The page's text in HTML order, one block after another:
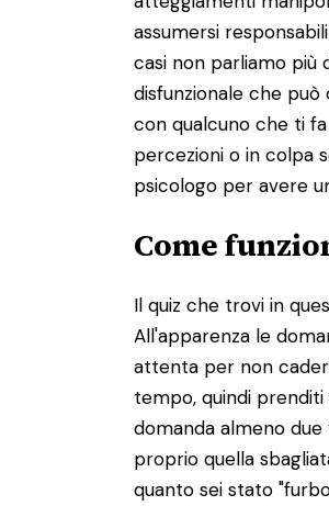
assumersi
casi non parliamo più
disfunzionale che
con qualcuno che ti
percezioni o in colpa
psicologo per avere
Come
Il quiz che trovi in
All'apparenza le
attenta per non
tempo, quindi
domanda almeno
proprio quella
quanto sei stato